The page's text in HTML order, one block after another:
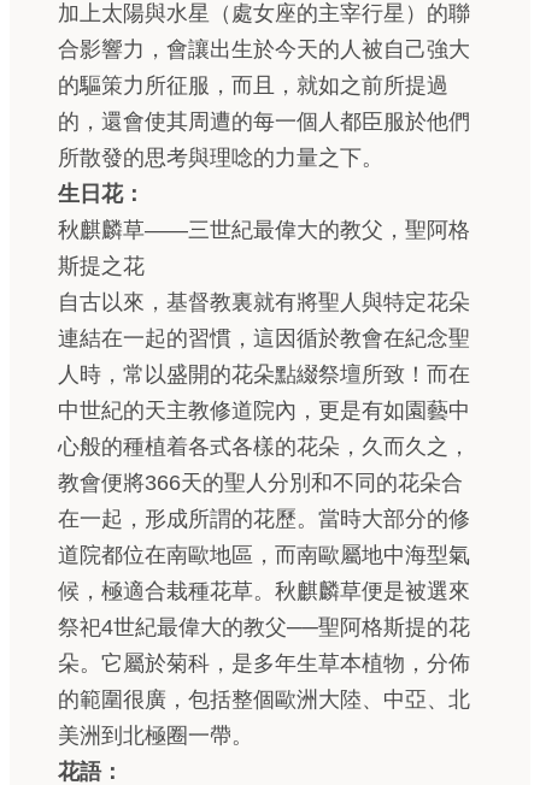
加上太陽與水星（處女座的主宰行星）的聯
合影響力，會讓出生於今天的人被自己強大
的驅策力所征服，而且，就如之前所提過
的，還會使其周遭的每一個人都臣服於他們
所散發的思考與理唸的力量之下。
生日花：
秋麒麟草——三世紀最偉大的教父，聖阿格
斯提之花
自古以來，基督教裏就有將聖人與特定花朵
連結在一起的習慣，這因循於教會在紀念聖
人時，常以盛開的花朵點綴祭壇所致！而在
中世紀的天主教修道院內，更是有如園藝中
心般的種植着各式各樣的花朵，久而久之，
教會便將366天的聖人分別和不同的花朵合
在一起，形成所謂的花歷。當時大部分的修
道院都位在南歐地區，而南歐屬地中海型氣
候，極適合栽種花草。秋麒麟草便是被選來
祭祀4世紀最偉大的教父──聖阿格斯提的花
朵。它屬於菊科，是多年生草本植物，分佈
的範圍很廣，包括整個歐洲大陸、中亞、北
美洲到北極圈一帶。
花語：